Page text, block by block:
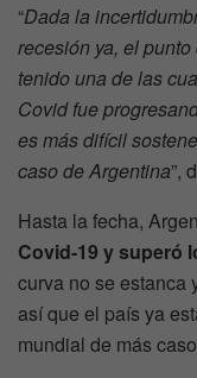
“Dada la
recesión ya, el
tenido una de las
Covid fue
es más difícil
caso de Argentina”,
Hasta la fecha,
Covid-19 y superó
curva no se estanca
así que el país ya
mundial de más